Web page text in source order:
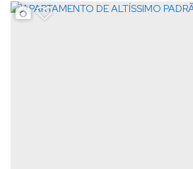
2 310m²